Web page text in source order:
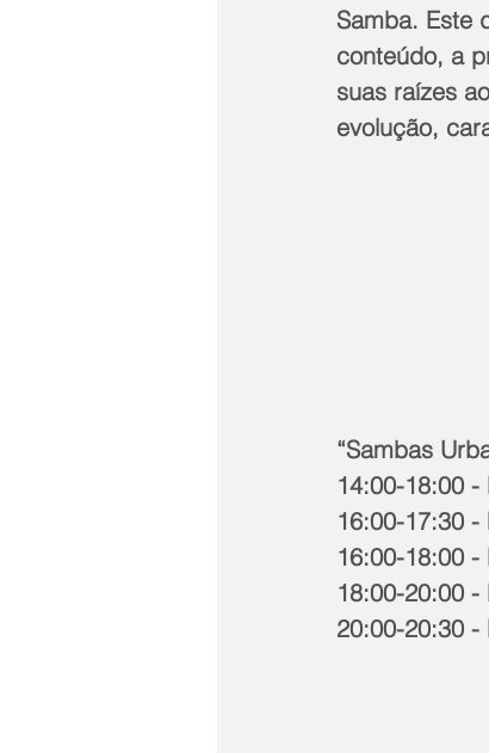
Samba. Este
conteúdo, a
suas raízes
evolução,
“Sambas
14:00-18:00
16:00-17:30 -
16:00-18:00
18:00-20:00
20:00-20:30 -